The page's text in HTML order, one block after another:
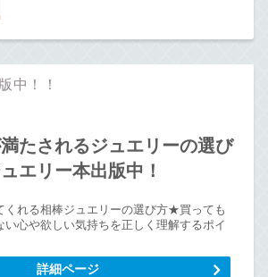
中！！
満たされるジュエリーの選び
エリー本出版中！
れる相棒ジュエリーの選び方★買っても
い心や欲しい気持ちを正しく理解するポイ
詳細ページ